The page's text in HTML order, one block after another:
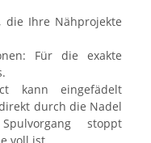
die Ihre Nähprojekte
Für die exakte
kann eingefädelt
durch die Nadel
stoppt